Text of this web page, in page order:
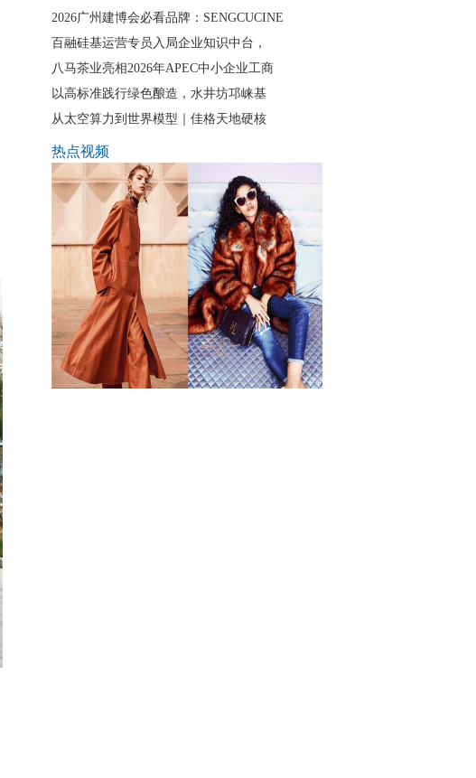
2026广州建博会必看品牌：SENGCUCINE
百融硅基运营专员入局企业知识中台，
八马茶业亮相2026年APEC中小企业工商
以高标准践行绿色酿造，水井坊邛崃基
从太空算力到世界模型｜佳格天地硬核
热点视频